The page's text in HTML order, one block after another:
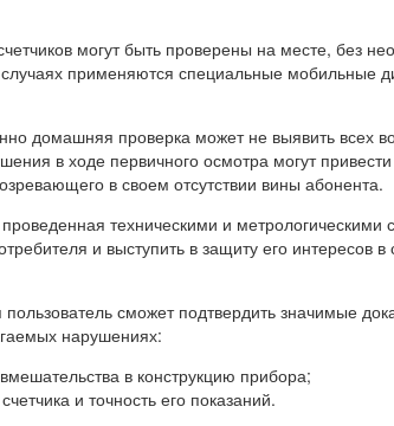
могут быть проверены на месте, без
применяются специальные мобильные
домашняя проверка может не выявить всех
в ходе первичного осмотра могут
в своем отсутствии вины абонента.
техническими и
и выступить в защиту его интересов в
сможет подтвердить значимые
нарушениях:
в конструкцию прибора;
и точность его показаний.